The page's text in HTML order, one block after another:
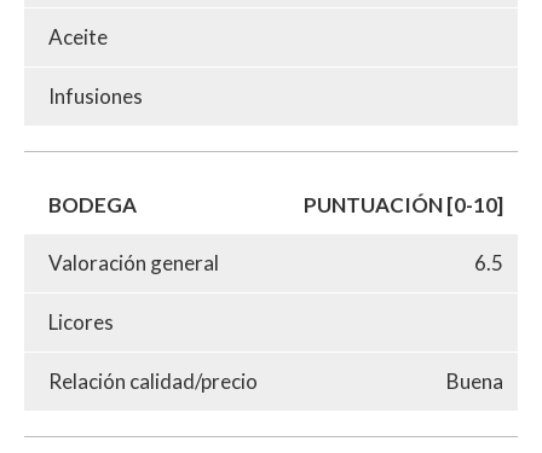
Aceite
Infusiones
BODEGA PUNTUACIÓN [0-10]
Valoración general 6.5
Licores
Relación calidad/precio Buena